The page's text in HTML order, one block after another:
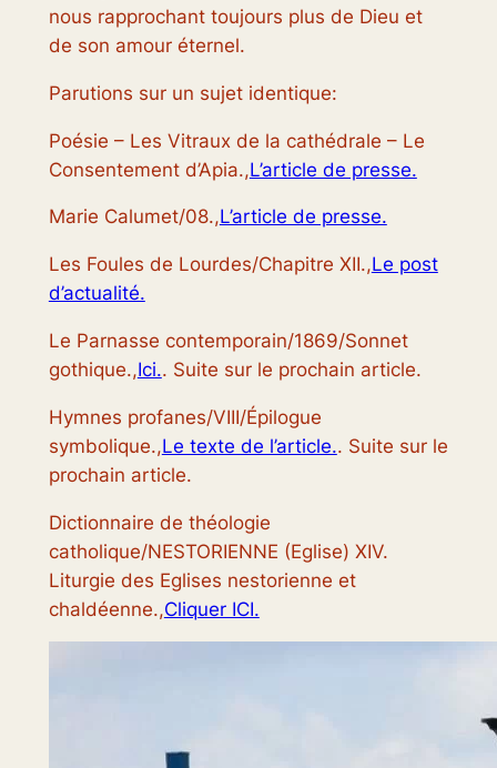
nous rapprochant toujours plus de Dieu et
de son amour éternel.
Parutions sur un sujet identique:
Poésie – Les Vitraux de la cathédrale – Le
Consentement d’Apia.,L’article de presse.
Marie Calumet/08.,L’article de presse.
Les Foules de Lourdes/Chapitre XII.,Le post
d’actualité.
Le Parnasse contemporain/1869/Sonnet
gothique.,Ici.. Suite sur le prochain article.
Hymnes profanes/VIII/Épilogue
symbolique.,Le texte de l’article.. Suite sur le
prochain article.
Dictionnaire de théologie
catholique/NESTORIENNE (Eglise) XIV.
Liturgie des Eglises nestorienne et
chaldéenne.,Cliquer ICI.